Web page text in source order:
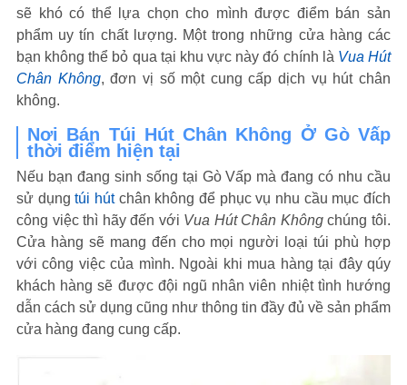
sẽ khó có thể lựa chọn cho mình được điểm bán sản
phẩm uy tín chất lượng. Một trong những cửa hàng các
bạn không thể bỏ qua tại khu vực này đó chính là Vua Hút
Chân Không, đơn vị số một cung cấp dịch vụ hút chân
không.
Nơi Bán Túi Hút Chân Không Ở Gò Vấp
thời điểm hiện tại
Nếu bạn đang sinh sống tại Gò Vấp mà đang có nhu cầu
sử dụngtúi hútchân không để phục vụ nhu cầu mục đích
công việc thì hãy đến với Vua Hút Chân Khôngchúng tôi.
Cửa hàng sẽ mang đến cho mọi người loại túi phù hợp
với công việc của mình. Ngoài khi mua hàng tại đây qúy
khách hàng sẽ được đội ngũ nhân viên nhiệt tình hướng
dẫn cách sử dụng cũng như thông tin đầy đủ về sản phẩm
cửa hàng đang cung cấp.